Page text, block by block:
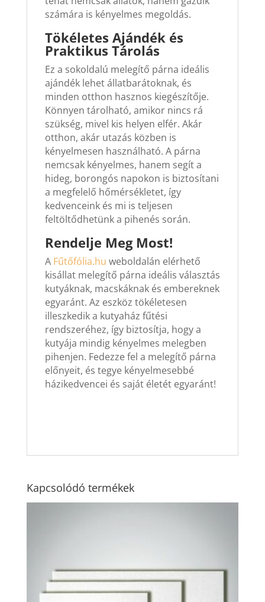
számára is kényelmes megoldás.
Tökéletes Ajándék és
Praktikus Tárolás
Ez a sokoldalú melegítő párna ideális
ajándék lehet állatbarátoknak, és
minden otthon hasznos kiegészítője.
Könnyen tárolható, amikor nincs rá
szükség, mivel kis helyen elfér. Akár
otthon, akár utazás közben is
kényelmesen használható. A párna
nemcsak kényelmes, hanem segít a
hideg, borongós napokon is biztosítani
a megfelelő hőmérsékletet, így
kedvenceink és mi is teljesen
feltöltődhetünk a pihenés során.
Rendelje Meg Most!
A Fűtőfólia.hu weboldalán elérhető
kisállat melegítő párna ideális választás
kutyáknak, macskáknak és embereknek
egyaránt. Az eszköz tökéletesen
illeszkedik a kutyaház fűtési
rendszeréhez, így biztosítja, hogy a
kutyája mindig kényelmes melegben
pihenjen. Fedezze fel a melegítő párna
előnyeit, és tegye kényelmesebbé
házikedvencei és saját életét egyaránt!
Kapcsolódó termékek